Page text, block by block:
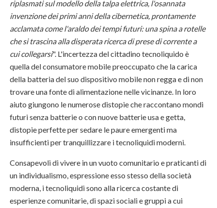
riplasmati sul modello della talpa elettrica, l'osannata
invenzione dei primi anni della cibernetica, prontamente
acclamata come l'araldo dei tempi futuri: una spina a rotelle
che si trascina alla disperata ricerca di prese di corrente a
cui collegarsi". L'incertezza del cittadino tecnoliquido è
quella del consumatore mobile preoccupato che la carica
della batteria del suo dispositivo mobile non regga e di non
trovare una fonte di alimentazione nelle vicinanze. In loro
aiuto giungono le numerose distopie che raccontano mondi
futuri senza batterie o con nuove batterie usa e getta,
distopie perfette per sedare le paure emergenti ma
insufficienti per tranquillizzare i tecnoliquidi moderni.
Consapevoli di vivere in un vuoto comunitario e praticanti di
un individualismo, espressione esso stesso della società
moderna, i tecnoliquidi sono alla ricerca costante di
esperienze comunitarie, di spazi sociali e gruppi a cui